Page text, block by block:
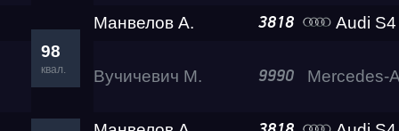
98
квал.
Манвелов А. 3818 Audi S4 Eva
Вучичевич М. 9990